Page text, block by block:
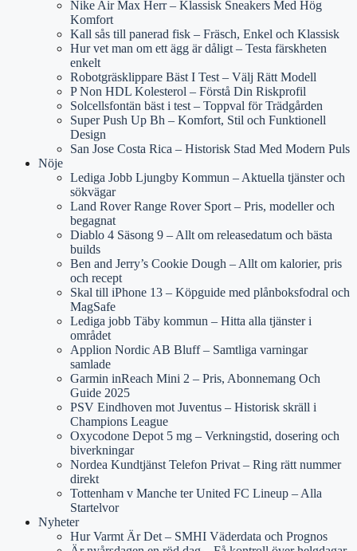
Nike Air Max Herr – Klassisk Sneakers Med Hög
Komfort
Kall sås till panerad fisk – Fräsch, Enkel och Klassisk
Hur vet man om ett ägg är dåligt – Testa färskheten
enkelt
Robotgräsklippare Bäst I Test – Välj Rätt Modell
P Non HDL Kolesterol – Förstå Din Riskprofil
Solcellsfontän bäst i test – Toppval för Trädgården
Super Push Up Bh – Komfort, Stil och Funktionell
Design
San Jose Costa Rica – Historisk Stad Med Modern Puls
Nöje
Lediga Jobb Ljungby Kommun – Aktuella tjänster och
sökvägar
Land Rover Range Rover Sport – Pris, modeller och
begagnat
Diablo 4 Säsong 9 – Allt om releasedatum och bästa
builds
Ben and Jerry’s Cookie Dough – Allt om kalorier, pris
och recept
Skal till iPhone 13 – Köpguide med plånboksfodral och
MagSafe
Lediga jobb Täby kommun – Hitta alla tjänster i
området
Applion Nordic AB Bluff – Samtliga varningar
samlade
Garmin inReach Mini 2 – Pris, Abonnemang Och
Guide 2025
PSV Eindhoven mot Juventus – Historisk skräll i
Champions League
Oxycodone Depot 5 mg – Verkningstid, dosering och
biverkningar
Nordea Kundtjänst Telefon Privat – Ring rätt nummer
direkt
Tottenham v Manche ter United FC Lineup – Alla
Startelvor
Nyheter
Hur Varmt Är Det – SMHI Väderdata och Prognos